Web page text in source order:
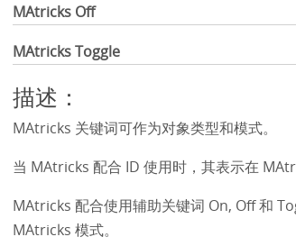
MAtricks Off
MAtricks Toggle
描述：
MAtricks 关键词可作为对象类型和模式。
当 MAtricks 配合 ID 使用时，其表示在
MAtricks 配合使用辅助关键词 On, Off 和
MAtricks 模式。